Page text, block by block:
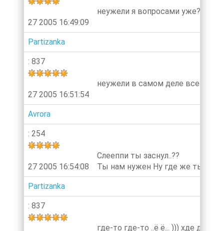
27 2005 16:49:09
неужели я вопросами
Partizanka
: 837
27 2005 16:51:54
неужели в самом деле все
Avrora
: 254
27 2005 16:54:08
Слееппи ты заснул..??
Ты нам нужен Ну где же
Partizanka
: 837
где-то где-то ..ё ё... ))) хде дичь?!